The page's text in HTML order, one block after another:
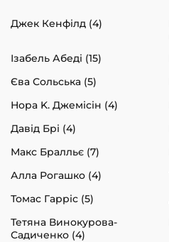
Джек Кенфілд (4)
Ізабель Абеді (15)
Єва Сольська (5)
Нора K. Джемісін (4)
Давід Брі (4)
Макс Бралльє (7)
Алла Рогашко (4)
Томас Гарріс (5)
Тетяна Винокурова-
Садиченко (4)